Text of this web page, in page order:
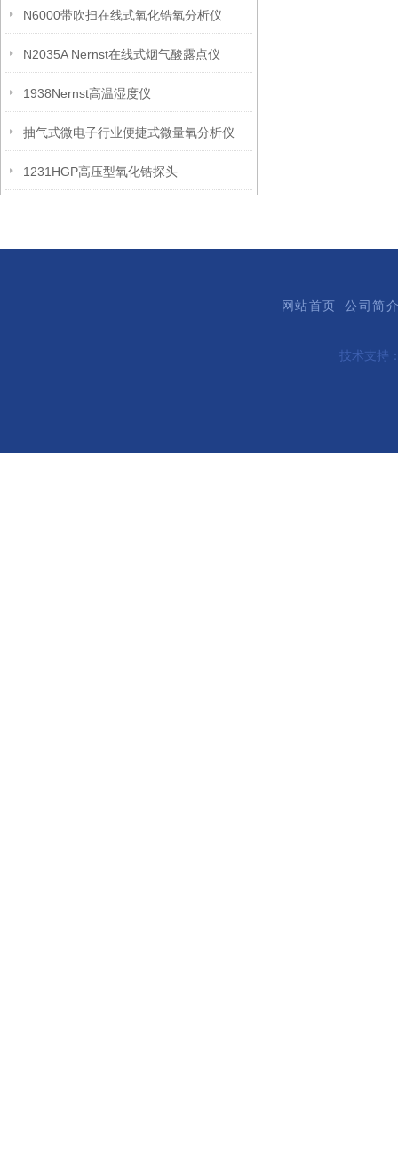
N6000带吹扫在线式氧化锆氧分析仪
N2035A Nernst在线式烟气酸露点仪
1938Nernst高温湿度仪
抽气式微电子行业便捷式微量氧分析仪
1231HGP高压型氧化锆探头
网站首页 公司简
技术支持